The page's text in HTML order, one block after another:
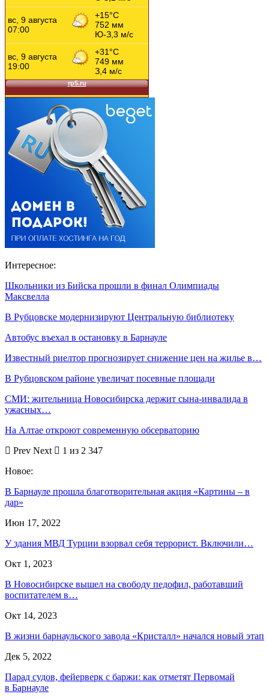
Интересное:
Школьники из Бийска прошли в финал Олимпиады
Максвелла
В Рубцовске модернизируют Центральную библиотеку
Автобус въехал в остановку в Барнауле
Известный риелтор прогнозирует снижение цен на жилье в…
В Рубцовском районе увеличат посевные площади
СМИ: жительница Новосибирска держит сына-инвалида в
ужасных…
На Алтае откроют современную обсерваторию
Prev Next
1 из 2 347
Новое:
В Барнауле прошла благотворительная акция «Картины – в
дар»
Июн 17, 2022
У здания МВД Турции взорвал себя террорист. Включили…
Окт 1, 2023
В Новосибирске вышел на свободу педофил, работавший
воспитателем в…
Окт 14, 2023
В жизни барнаульского завода «Кристалл» начался новый этап
Дек 5, 2022
Парад судов, фейерверк с баржи: как отметят Первомай
в Барнауле